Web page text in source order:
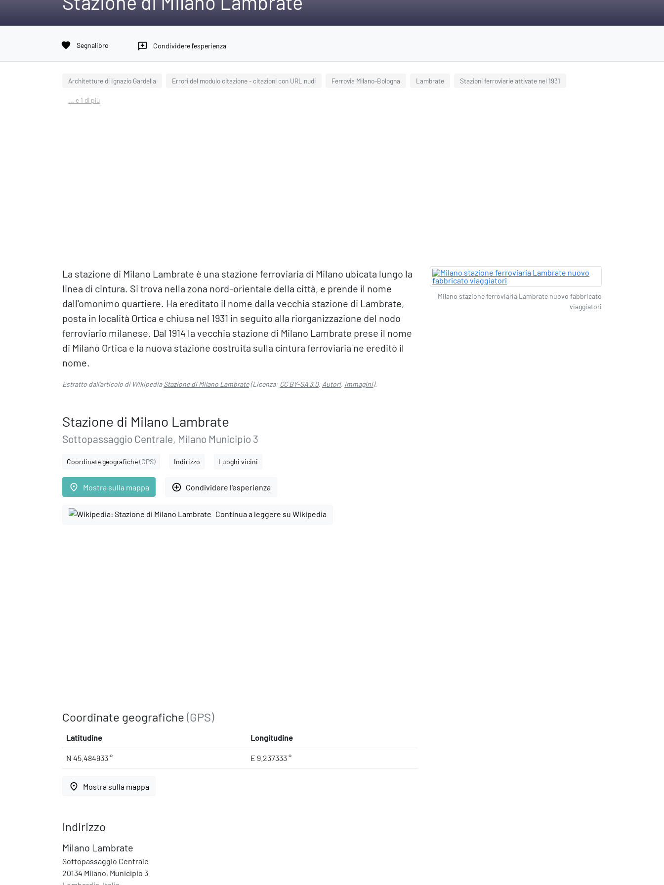
favorite Segnalibro reviews Condividere l'esperienza
Architetture di Ignazio Gardella Errori del modulo citazione - citazioni con URL nudi Ferrovia Milano-Bologna Lambrate Stazioni ferroviarie attivate nel 1931
... e 1 di più
La stazione di Milano Lambrate è una stazione ferroviaria di Milano ubicata lungo la
linea di cintura. Si trova nella zona nord-orientale della città, e prende il nome
dall'omonimo quartiere. Ha ereditato il nome dalla vecchia stazione di Lambrate,
posta in località Ortica e chiusa nel 1931 in seguito alla riorganizzazione del nodo
ferroviario milanese. Dal 1914 la vecchia stazione di Milano Lambrate prese il nome
di Milano Ortica e la nuova stazione costruita sulla cintura ferroviaria ne ereditò il
nome.
Estratto dall'articolo di WikipediaStazione di Milano Lambrate(Licenza: CC BY-SA 3.0, Autori, Immagini).
Stazione di Milano Lambrate
Sottopassaggio Centrale, Milano Municipio 3
Coordinate geografiche(GPS) Indirizzo Luoghi vicini
place Mostra sulla mappa add_circle_outline Condividere l'esperienza
Continua a leggere su Wikipedia
Coordinate geografiche (GPS)
Latitudine Longitudine
N 45.484933 ° E 9.237333 °
place Mostra sulla mappa
Indirizzo
Milano Lambrate
Sottopassaggio Centrale
20134 Milano, Municipio 3
Milano stazione ferroviaria Lambrate nuovo fabbricato
viaggiatori